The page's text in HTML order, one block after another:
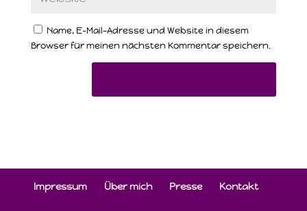
Name, E-Mail-Adresse und Website in diesem
Browser für meinen nächsten Kommentar speichern.
Impressum Über mich Presse Kontakt